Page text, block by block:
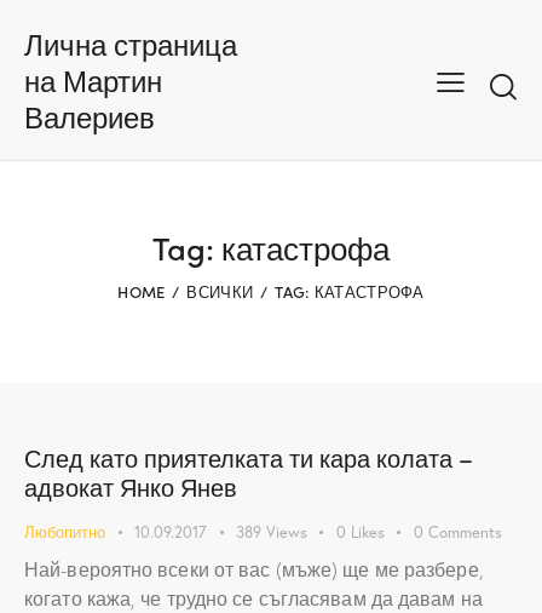
Лична страница
на Мартин
Валериев
Tag: катастрофа
HOME ВСИЧКИ TAG: КАТАСТРОФА
След като приятелката ти кара колата –
адвокат Янко Янев
Любопитно 10.09.2017 389 Views 0 Likes 0 Comments
Най-вероятно всеки от вас (мъже) ще ме разбере,
когато кажа, че трудно се съгласявам да давам на